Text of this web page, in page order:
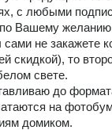
с любыми
Вашему
скидкой), то
свете.
домиком.